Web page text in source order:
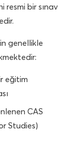
resmi bir sınav
genellikle
eğitim
CAS
Studies)